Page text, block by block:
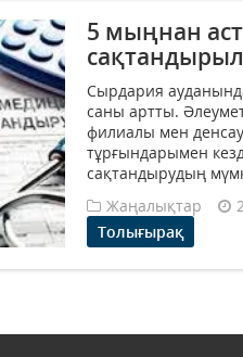
5 мыңнан
Сырдария
саны артты.
филиалы мен
тұрғындарымен
сақтандырудың
Жаңалықтар
Толығырақ